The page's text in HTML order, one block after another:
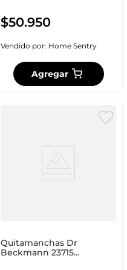
$50.950
Vendido por: Home Sentry
Agregar
Quitamanchas Dr
Beckmann 23715